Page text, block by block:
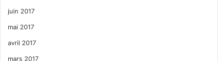
juin 2017
mai 2017
avril 2017
mars 2017